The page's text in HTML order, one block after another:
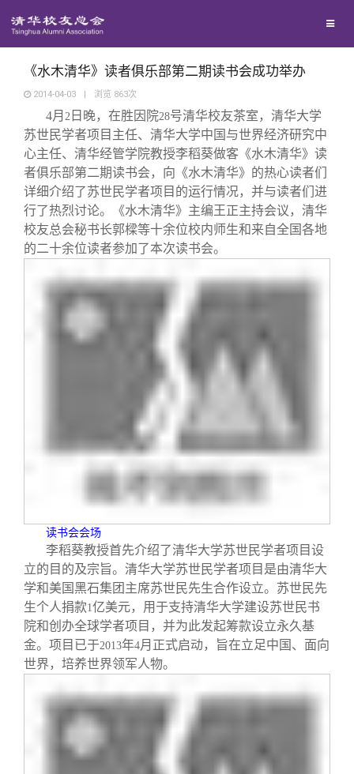
地区联络
年级联络
院系校友工作
专业委员会
兴趣群体
西南联大校友会
回馈母校
捐赠项目
捐赠新闻
捐赠纪事
捐赠方法
义工计划
媒体平台
《清华校友通讯》
《水木清华》
我要订阅
新媒体平台
百年清华
清华人物
清华故事
青春风采
校友文苑
校友讲坛
校友视界
校友服务
终身学习
信息化服务
三创大赛
实用信息
校友总会
总会简介
会长致辞
总会章程
理事会名单
制度法规
联系我们
《水木清华》读者俱乐部第二期读书会成功举办
2014-04-03 | 浏览 863次
4月 2 日晚，在胜因院28号清华校友茶室，清华大学
苏世民学者项目主任、清华大学中国与世界经济研究中
心主任、清华经管学院教授李稻葵做客《水木清华》读
者俱乐部第二期读书会，向《水木清华》的热心读者们
详细介绍了苏世民学者项目的运行情况，并与读者们进
行了热烈讨论。《水木清华》主编王正主持会议，清华
校友总会秘书长郭樑等十余位校内师生和来自全国各地
的二十余位读者参加了本次读书会。
读书会会场
李稻葵教授首先介绍了清华大学苏世民学者项目设
立的目的及宗旨。清华大学苏世民学者项目是由清华大
学和美国黑石集团主席苏世民先生合作设立。苏世民先
生个人捐款1亿美元，用于支持清华大学建设苏世民书
院和创办全球学者项目，并为此发起筹款设立永久基
金。项目已于2013年4月正式启动，旨在立足中国、面向
世界，培养世界领军人物。